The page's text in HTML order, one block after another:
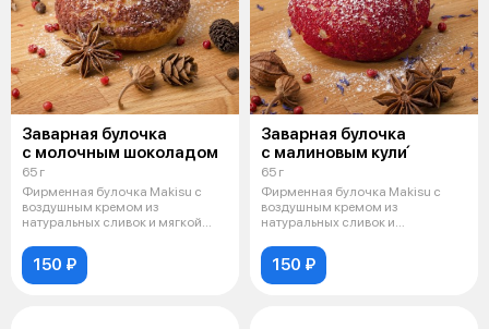
Заварная булочка
с молочным шоколадом
65 г
Фирменная булочка Makisu с
воздушным кремом из
натуральных сливок и мягкой
150 ₽
Заварная булочка
с малиновым кули́
65 г
Фирменная булочка Makisu с
воздушным кремом из
натуральных сливок и
150 ₽